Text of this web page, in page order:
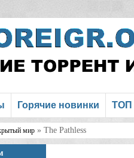
Горячие новинки ТОП
мир » The Pathless